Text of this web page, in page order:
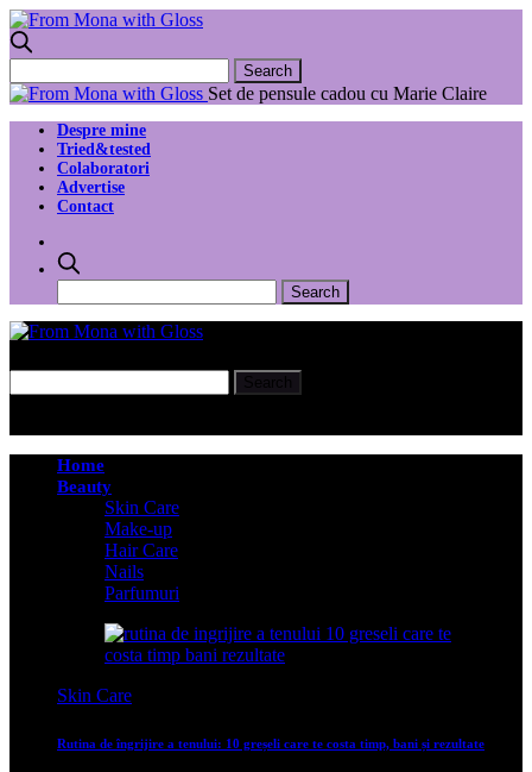
Set de pensule cadou cu Marie Claire
Despre mine
Tried&tested
Colaboratori
Advertise
Contact
Home
Beauty
Skin Care
Make-up
Hair Care
Nails
Parfumuri
Skin Care
Rutina de îngrijire a tenului: 10 greșeli care te costa timp, bani și rezultate